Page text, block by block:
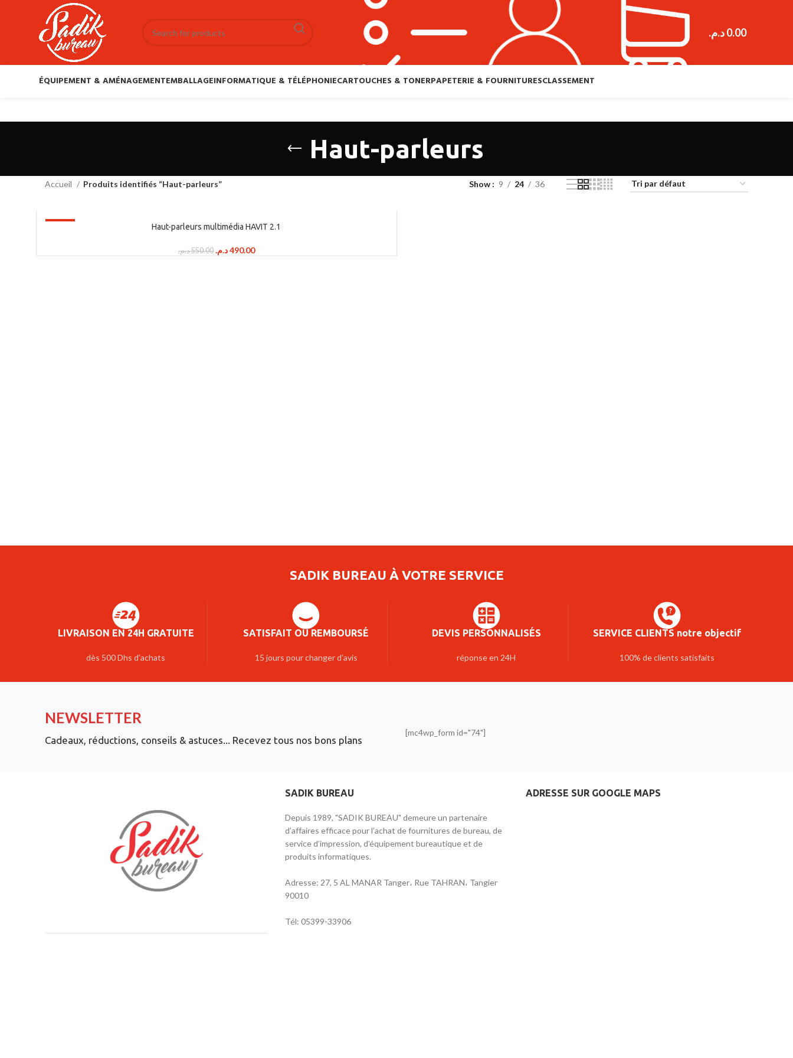
0.00د.م.
ÉQUIPEMENT & AMÉNAGEMENTEMBALLAGEINFORMATIQUE & TÉLÉPHONIECARTOUCHES & TONERPAPETERIE & FOURNITURESCLASSEMENT
Haut-parleurs
Accueil Produits identifiés “Haut-parleurs” Show 9 24 36
Haut-parleurs multimédia HAVIT 2.1
550.00د.م.
Le
490.00د.م.
Le
SADIK BUREAU À VOTRE SERVICE
LIVRAISON EN 24H GRATUITE
dès 500 Dhs d'achats
SATISFAIT OU REMBOURSÉ
15 jours pour changer d'avis
DEVIS PERSONNALISÉS
réponse en 24H
SERVICE CLIENTS notre objectif
100% de clients satisfaits
NEWSLETTER
Cadeaux, réductions, conseils & astuces... Recevez tous nos bons plans
[mc4wp_form id="74"]
SADIK BUREAU
Depuis 1989, "SADIK BUREAU" demeure un partenaire
d’affaires efficace pour l’achat de fournitures de bureau, de
service d’impression, d’équipement bureautique et de
produits informatiques.
Adresse: 27, 5 AL MANAR Tanger، Rue TAHRAN، Tangier
90010
Tél: 05399-33906
ADRESSE SUR GOOGLE MAPS